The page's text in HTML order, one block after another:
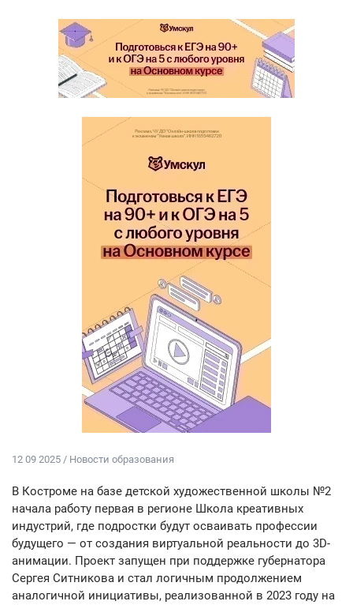
12 09 2025 / Новости образования
В Костроме на базе детской художественной школы №2
начала работу первая в регионе Школа креативных
индустрий, где подростки будут осваивать профессии
будущего — от создания виртуальной реальности до 3D-
анимации. Проект запущен при поддержке губернатора
Сергея Ситникова и стал логичным продолжением
аналогичной инициативы, реализованной в 2023 году на